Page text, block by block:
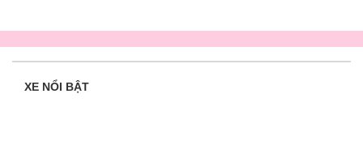
XE NỔI BẬT